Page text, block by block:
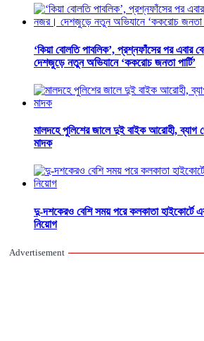
‘কিয়া বোলতি পাবলিক’, প্রশ্নফাঁসের পর এবার
দেশজুড়ে নতুন অভিযানে ‘ককরোচ জনতা পার্টি’
মালদহে পুলিশের জালে দুই বাইক আরোহী, ব্যাগ
মাদক
দু-দশকেরও বেশি সময় পরে কলকাতা হাইকোর্টে
নিয়োগ
Advertisement